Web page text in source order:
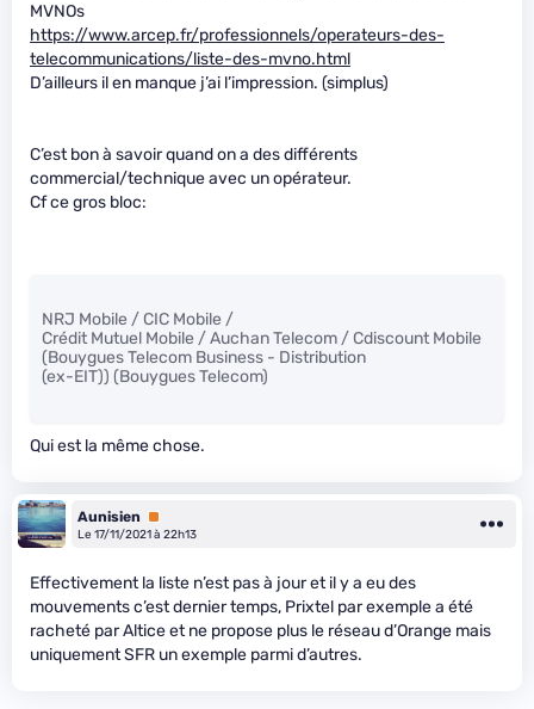
MVNOs
https://www.arcep.fr/professionnels/operateurs-des-
telecommunications/liste-des-mvno.html
D’ailleurs il en manque j’ai l’impression. (simplus)
C’est bon à savoir quand on a des différents
commercial/technique avec un opérateur.
Cf ce gros bloc:
NRJ Mobile / CIC Mobile /
Crédit Mutuel Mobile / Auchan Telecom / Cdiscount Mobile
(Bouygues Telecom Business - Distribution
(ex-EIT)) (Bouygues Telecom)
Qui est la même chose.
Aunisien
Premium
Le 17/11/2021 à 22h13
Effectivement la liste n’est pas à jour et il y a eu des
mouvements c’est dernier temps, Prixtel par exemple a été
racheté par Altice et ne propose plus le réseau d’Orange mais
uniquement SFR un exemple parmi d’autres.